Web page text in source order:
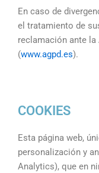
En caso de
el tratamiento de
reclamación ante
(www.agpd.es).
COOKIES
Esta página web,
personalización y
Analytics), que en